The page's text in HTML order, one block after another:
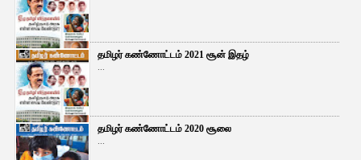
தமிழர் கண்ணோட்டம் 2021 சூன் இதழ்
...
தமிழர் கண்ணோட்டம் 2020 சூலை
...